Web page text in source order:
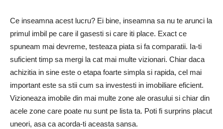
Ce inseamna acest lucru? Ei bine, inseamna sa nu te arunci la
primul imbil pe care il gasesti si care iti place. Exact ce
spuneam mai devreme, testeaza piata si fa comparatii. Ia-ti
suficient timp sa mergi la cat mai multe vizionari. Chiar daca
achizitia in sine este o etapa foarte simpla si rapida, cel mai
important este sa stii cum sa investesti in imobiliare eficient.
Vizioneaza imobile din mai multe zone ale orasului si chiar din
acele zone care poate nu sunt pe lista ta. Poti fi surprins placut
uneori, asa ca acorda-ti aceasta sansa.